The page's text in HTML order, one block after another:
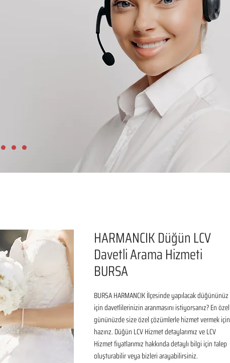
HARMANCIK Düğün LCV
Davetli Arama Hizmeti
BURSA
BURSA HARMANCIK İlçesinde yapılacak düğününüz
için davetlilerinizin aranmasını istiyorsanız? En özel
gününüzde size özel çözümlerle hizmet vermek için
hazırız. Düğün LCV Hizmet detaylarımız ve LCV
Hizmet fiyatlarımız hakkında detaylı bilgi için talep
oluşturabilir veya bizleri arayabilirsiniz.